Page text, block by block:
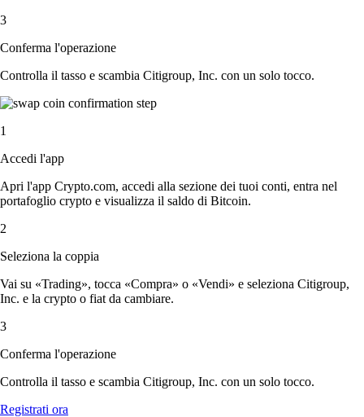
3
Conferma l'operazione
Controlla il tasso e scambia Citigroup, Inc. con un solo tocco.
1
Accedi l'app
Apri l'app Crypto.com, accedi alla sezione dei tuoi conti, entra nel
portafoglio crypto e visualizza il saldo di Bitcoin.
2
Seleziona la coppia
Vai su «Trading», tocca «Compra» o «Vendi» e seleziona Citigroup,
Inc. e la crypto o fiat da cambiare.
3
Conferma l'operazione
Controlla il tasso e scambia Citigroup, Inc. con un solo tocco.
Registrati ora